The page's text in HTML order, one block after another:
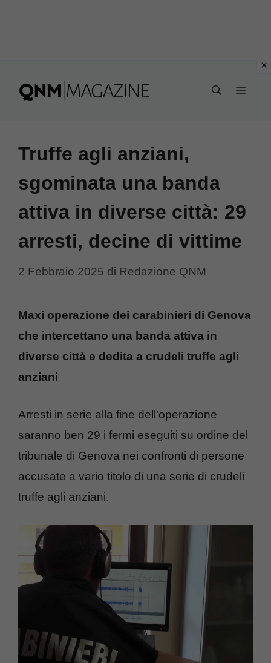
Truffe agli anziani,
sgominata una banda
attiva in diverse città: 29
arresti, decine di vittime
2 Febbraio 2025 di Redazione QNM
Maxi operazione dei carabinieri di Genova
che intercettano una banda attiva in
diverse città e dedita a crudeli truffe agli
anziani
Arresti in serie alla fine dell’operazione
saranno ben 29 i fermi eseguiti su ordine del
tribunale di Genova nei confronti di persone
accusate a vario titolo di una serie di crudeli
truffe agli anziani.